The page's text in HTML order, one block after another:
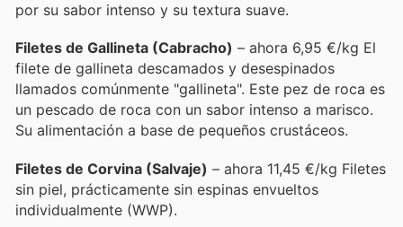
por su sabor intenso y su textura suave.
Filetes de Gallineta (Cabracho) – ahora 6,95 €/kg El
filete de gallineta descamados y desespinados
llamados comúnmente "gallineta". Este pez de roca es
un pescado de roca con un sabor intenso a marisco.
Su alimentación a base de pequeños crustáceos.
Filetes de Corvina (Salvaje) – ahora 11,45 €/kg Filetes
sin piel, prácticamente sin espinas envueltos
individualmente (WWP).